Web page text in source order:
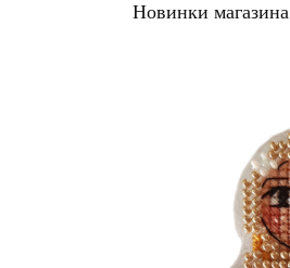
Новинки магазина